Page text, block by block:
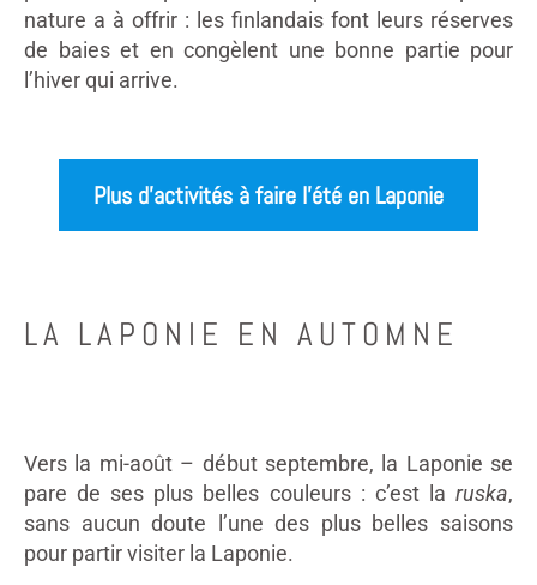
nature a à offrir : les finlandais font leurs réserves
de baies et en congèlent une bonne partie pour
l’hiver qui arrive.
Plus d’activités à faire l’été en Laponie
LA LAPONIE EN AUTOMNE
Vers la mi-août – début septembre, la Laponie se
pare de ses plus belles couleurs : c’est la ruska,
sans aucun doute l’une des plus belles saisons
pour partir visiter la Laponie.